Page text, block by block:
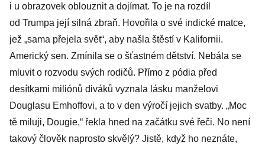
i u obrazovek oblouznit a dojímat. To je na rozdíl
od Trumpa její silná zbraň. Hovořila o své indické matce,
jež „sama přejela svět“, aby našla štěstí v Kalifornii.
Americký sen. Zmínila se o šťastném dětství. Nebála se
mluvit o rozvodu svých rodičů. Přímo z pódia před
desítkami miliónů diváků vyznala lásku manželovi
Douglasu Emhoffovi, a to v den výročí jejich svatby. „Moc
tě miluji, Dougie,“ řekla hned na začátku své řeči. No není
takový člověk naprosto skvělý? Jistě, když ho neznáte,